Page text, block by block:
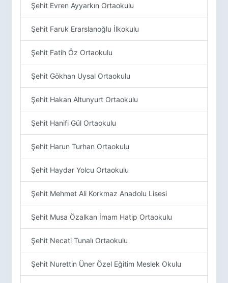
Şehit Evren Ayyarkın Ortaokulu
Şehit Faruk Erarslanoğlu İlkokulu
Şehit Fatih Öz Ortaokulu
Şehit Gökhan Uysal Ortaokulu
Şehit Hakan Altunyurt Ortaokulu
Şehit Hanifi Gül Ortaokulu
Şehit Harun Turhan Ortaokulu
Şehit Haydar Yolcu Ortaokulu
Şehit Mehmet Ali Korkmaz Anadolu Lisesi
Şehit Musa Özalkan İmam Hatip Ortaokulu
Şehit Necati Tunalı Ortaokulu
Şehit Nurettin Üner Özel Eğitim Meslek Okulu